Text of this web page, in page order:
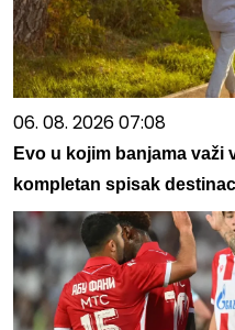
06. 08. 2026 07:08
Evo u kojim banjama važi
kompletan spisak